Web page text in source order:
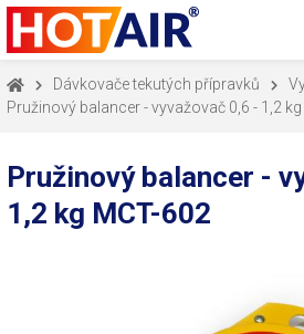
Dávkovače tekutých přípravků
Pružinový balancer - vyvažovač 0,6 - 1,2 kg
Pružinový balancer -
1,2 kg MCT-602